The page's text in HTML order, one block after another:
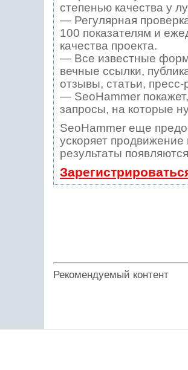
степенью качества у
— Регулярная
100 показателям и
качества проекта.
— Все известные
вечные ссылки,
отзывы, статьи,
— SeoHammer
запросы, на которые
SeoHammer еще
ускоряет
результаты
Рекомендуемый контент